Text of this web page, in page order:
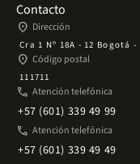
Contacto
place Dirección
Cra 1 Nº 18A - 12 Bogotá
place Código postal
111711
phone Atención telefónica
+57 (601) 339 49 99
phone Atención telefónica
+57 (601) 339 49 49